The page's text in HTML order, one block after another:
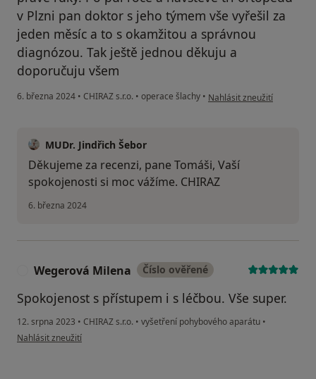
v Plzni pan doktor s jeho týmem vše vyřešil za
jeden měsíc a to s okamžitou a správnou
diagnózou. Tak ještě jednou děkuju a
doporučuju všem
6. března 2024 • CHIRAZ s.r.o. • operace šlachy • podle názoru uživatele
Nahlásit zneužití
MUDr. Jindřich Šebor
Děkujeme za recenzi, pane Tomáši, Vaší
spokojenosti si moc vážíme. CHIRAZ
6. března 2024
Wegerová Milena Číslo ověřené
Spokojenost s přístupem i s léčbou. Vše super.
12. srpna 2023 • CHIRAZ s.r.o. • vyšetření pohybového aparátu •
podle názoru uživatele Wegerová Milena
Nahlásit zneužití